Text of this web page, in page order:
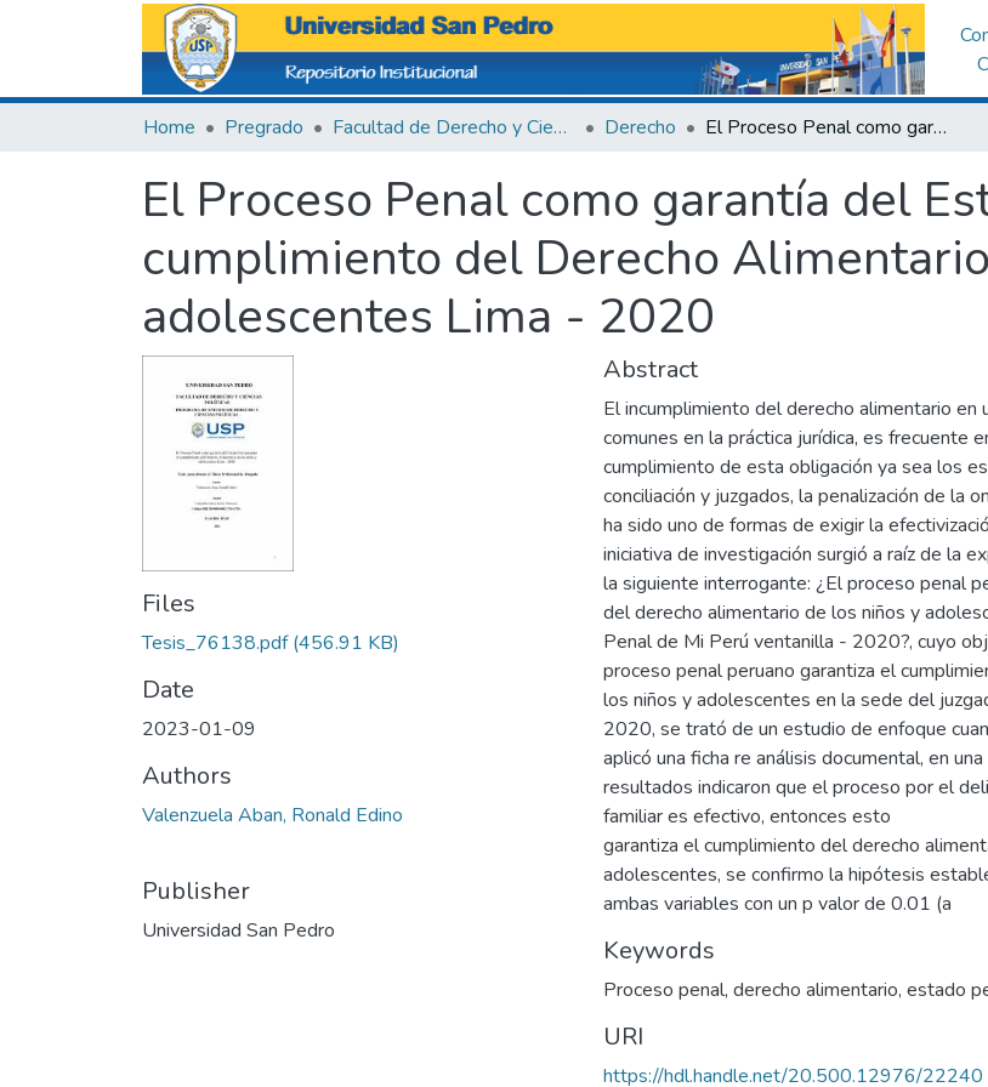
Home Pregrado Facultad de Derecho y Ciencias Políticas Derecho El Proceso Penal como garantía del Estado Peruano para el cumplimiento del Derecho Alimentario de los niños y adolescentes Lima - 2020
El Proceso Penal como garantía del
cumplimiento del Derecho
adolescentes Lima - 2020
Files
Tesis_76138.pdf(456.91 KB)
Date
2023-01-09
Authors
Valenzuela Aban, Ronald Edino
Publisher
Universidad San Pedro
Abstract
El incumplimiento del derecho alimentario en
comunes en la práctica jurídica, es frecuente
cumplimiento de esta obligación ya sea los
conciliación y juzgados, la penalización de la
ha sido uno de formas de exigir la
iniciativa de investigación surgió a raíz de la
la siguiente interrogante: ¿El proceso penal
del derecho alimentario de los niños y
Penal de Mi Perú ventanilla - 2020?, cuyo
proceso penal peruano garantiza el
los niños y adolescentes en la sede del
2020, se trató de un estudio de enfoque
aplicó una ficha re análisis documental, en
resultados indicaron que el proceso por el
familiar es efectivo, entonces esto
garantiza el cumplimiento del derecho
adolescentes, se confirmo la hipótesis
ambas variables con un p valor de 0.01 (a
Keywords
Proceso penal, derecho alimentario, estado
URI
https://hdl.handle.net/20.500.12976/22240